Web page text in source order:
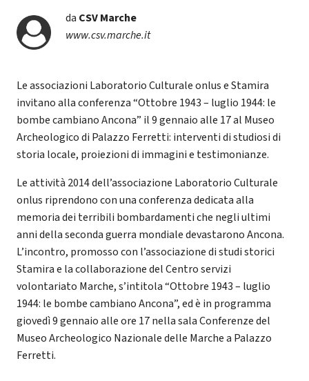
da CSV Marche
www.csv.marche.it
Le associazioni Laboratorio Culturale onlus e Stamira
invitano alla conferenza “Ottobre 1943 – luglio 1944: le
bombe cambiano Ancona” il 9 gennaio alle 17 al Museo
Archeologico di Palazzo Ferretti: interventi di studiosi di
storia locale, proiezioni di immagini e testimonianze.
Le attività 2014 dell’associazione Laboratorio Culturale
onlus riprendono con una conferenza dedicata alla
memoria dei terribili bombardamenti che negli ultimi
anni della seconda guerra mondiale devastarono Ancona.
L’incontro, promosso con l’associazione di studi storici
Stamira e la collaborazione del Centro servizi
volontariato Marche, s’intitola “Ottobre 1943 – luglio
1944: le bombe cambiano Ancona”, ed è in programma
giovedì 9 gennaio alle ore 17 nella sala Conferenze del
Museo Archeologico Nazionale delle Marche a Palazzo
Ferretti.